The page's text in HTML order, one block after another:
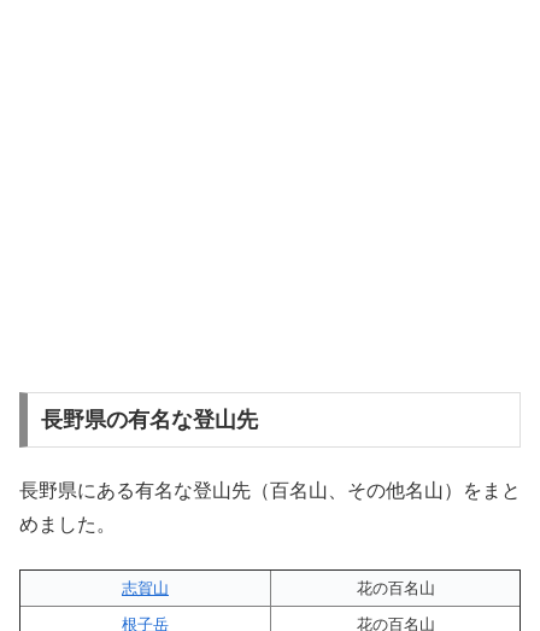
長野県の有名な登山先
長野県にある有名な登山先（百名山、その他名山）をまと
めました。
志賀山
花の百名山
根子岳
花の百名山